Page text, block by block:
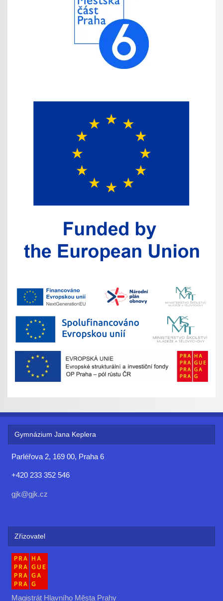
Gymnázium Jana Keplera
Parléřova 2, 169 00, Praha 6
+420 233 352 546
gjk@gjk.cz
Zřizovatel
Magistrát Hlavního Města Prahy